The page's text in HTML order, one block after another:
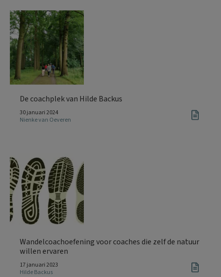
De coachplek van Hilde Backus
30 januari 2024
Nienke van Oeveren
Wandelcoachoefening voor coaches die zelf de natuur
willen ervaren
17 januari 2023
Hilde Backus